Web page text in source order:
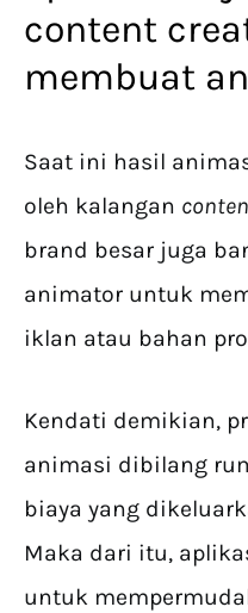
content
membuat
Saat ini hasil
oleh kalangan
brand besar juga
animator untuk
iklan atau bahan
Kendati demikian,
animasi dibilang
biaya yang
Maka dari itu,
untuk